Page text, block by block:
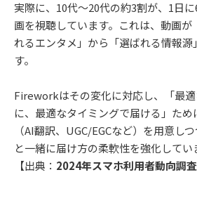
実際に、10代〜20代の約3割が、1日
画を視聴しています。これは、動画が
れるエンタメ」から「選ばれる情報源
す。
Fireworkはその変化に対応し、「最
に、最適なタイミングで届ける」た
（AI翻訳、UGC/EGCなど）を用意し
と一緒に届け方の柔軟性を強化してい
【出典： 2024年スマホ利用者動向調査